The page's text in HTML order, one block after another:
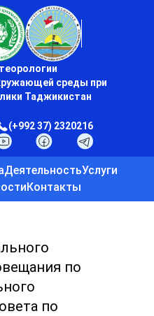
среды при
Таджикистан
(+992 37) 2320216
ДеятельностьУслуги
Контакты
по
по